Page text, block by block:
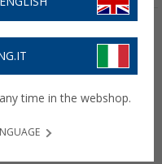
-20%
time in the webshop.